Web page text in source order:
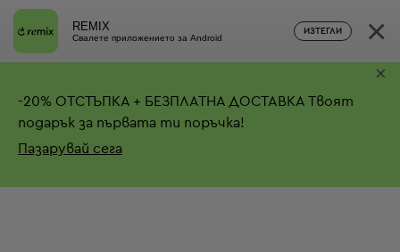
REMIX
Свалете приложението за Android
ИЗТЕГЛИ ×
-20% ОТСТЪПКА + БЕЗПЛАТНА ДОСТАВКА Твоят
подарък за първата ти поръчка!
Пазарувай сега
×